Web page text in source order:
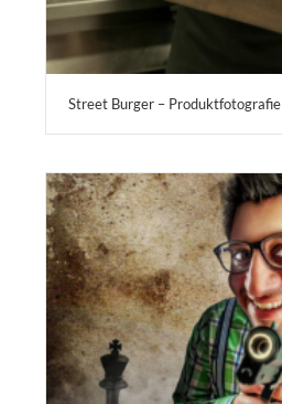
Street Burger – Produktfotografie